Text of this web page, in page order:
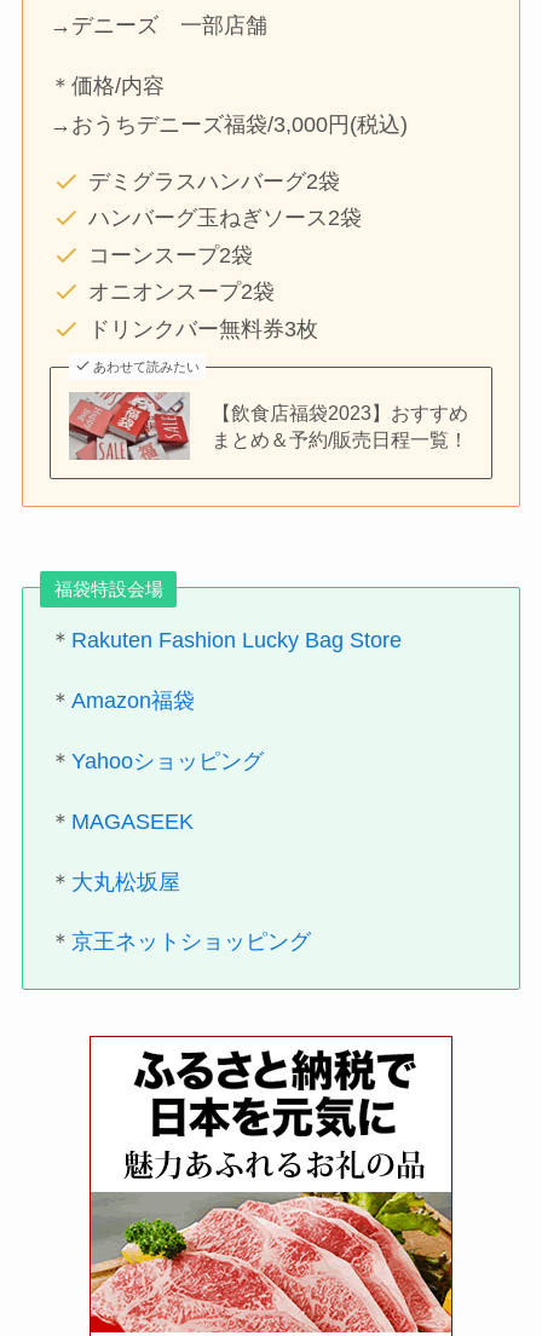
→デニーズ 一部店舗
＊価格/内容
→おうちデニーズ福袋/3,000円(税込)
デミグラスハンバーグ2袋
ハンバーグ玉ねぎソース2袋
コーンスープ2袋
オニオンスープ2袋
ドリンクバー無料券3枚
あわせて読みたい
【飲食店福袋2023】おすすめ
まとめ＆予約/販売日程一覧！
福袋特設会場
＊ Rakuten Fashion Lucky Bag Store
＊Amazon福袋
＊Yahooショッピング
＊ MAGASEEK
＊ 大丸松坂屋
＊京王ネットショッピング